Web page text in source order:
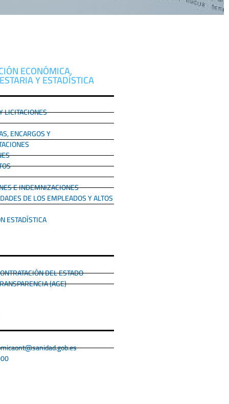
ECONÓMICA,
Y ESTADÍSTICA
LICITACIONES
ENCARGOS Y
E INDEMNIZACIONES
DE LOS EMPLEADOS Y ALTOS
ESTADÍSTICA
DEL ESTADO
(AGE)